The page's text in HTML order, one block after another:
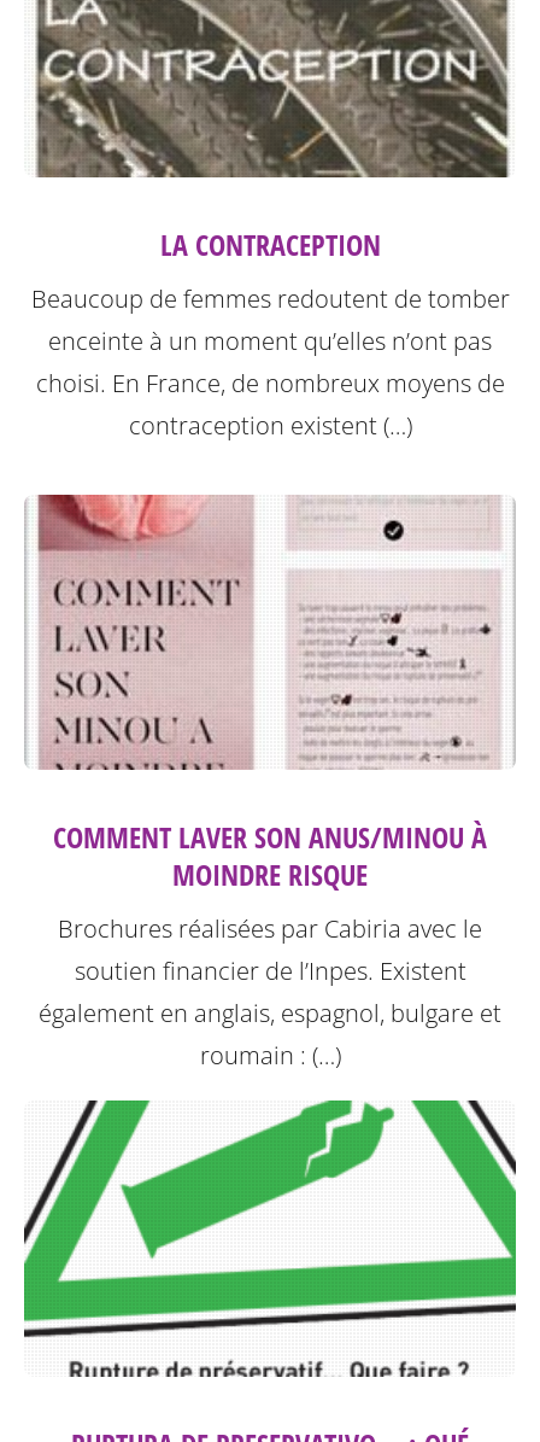
LA CONTRACEPTION
Beaucoup de femmes redoutent de tomber
enceinte à un moment qu’elles n’ont pas
choisi. En France, de nombreux moyens de
contraception existent (…)
COMMENT LAVER SON ANUS/MINOU À
MOINDRE RISQUE
Brochures réalisées par Cabiria avec le
soutien financier de l’Inpes. Existent
également en anglais, espagnol, bulgare et
roumain : (…)